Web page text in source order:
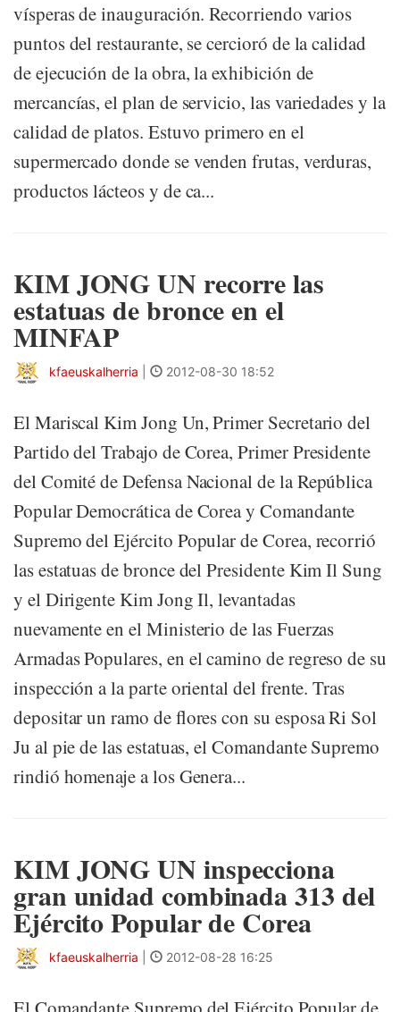
vísperas de inauguración. Recorriendo varios
puntos del restaurante, se cercioró de la calidad
de ejecución de la obra, la exhibición de
mercancías, el plan de servicio, las variedades y la
calidad de platos. Estuvo primero en el
supermercado donde se venden frutas, verduras,
productos lácteos y de ca...
KIM JONG UN recorre las
estatuas de bronce en el
MINFAP
kfaeuskalherria 2012-08-30 18:52
El Mariscal Kim Jong Un, Primer Secretario del
Partido del Trabajo de Corea, Primer Presidente
del Comité de Defensa Nacional de la República
Popular Democrática de Corea y Comandante
Supremo del Ejército Popular de Corea, recorrió
las estatuas de bronce del Presidente Kim Il Sung
y el Dirigente Kim Jong Il, levantadas
nuevamente en el Ministerio de las Fuerzas
Armadas Populares, en el camino de regreso de su
inspección a la parte oriental del frente. Tras
depositar un ramo de flores con su esposa Ri Sol
Ju al pie de las estatuas, el Comandante Supremo
rindió homenaje a los Genera...
KIM JONG UN inspecciona
gran unidad combinada 313 del
Ejército Popular de Corea
kfaeuskalherria 2012-08-28 16:25